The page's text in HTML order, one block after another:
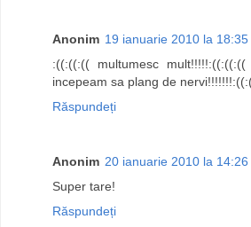
Anonim 19 ianuarie 2010 la 18:35
:((:((:(( multumesc
incepeam sa plang de
Răspundeți
Anonim 20 ianuarie 2010 la 14:26
Super tare!
Răspundeți